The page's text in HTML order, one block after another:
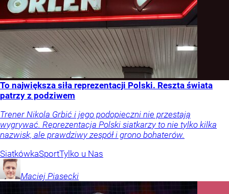
To największa siła reprezentacji Polski. Reszta świata
patrzy z podziwem
Trener Nikola Grbić i jego podopieczni nie przestają
wygrywać. Reprezentacja Polski siatkarzy to nie tylko kilka
nazwisk, ale prawdziwy zespół i grono bohaterów.
SiatkówkaSportTylko u Nas
Maciej Piasecki